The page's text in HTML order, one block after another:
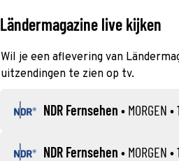
Ländermagazine live kijken
Wil je een aflevering van
uitzendingen te zien op tv.
NDR Fernsehen • MORGEN •
NDR Fernsehen • MORGEN •